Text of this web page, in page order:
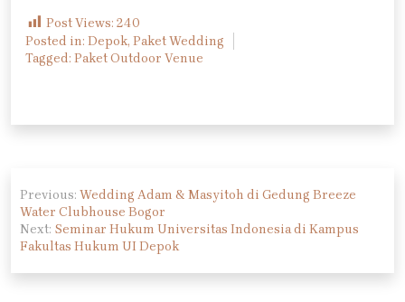
Post Views: 240
Posted in: Depok, Paket Wedding
Tagged: Paket Outdoor Venue
Navigasi
pos
Previous: Wedding Adam & Masyitoh di Gedung Breeze
Water Clubhouse Bogor
Next: Seminar Hukum Universitas Indonesia di Kampus
Fakultas Hukum UI Depok